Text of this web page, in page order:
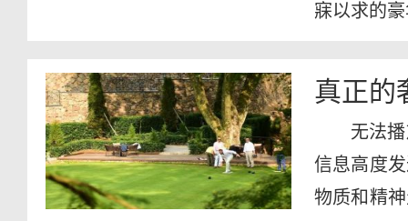
寐以求的
真正的
无法
信息高度
物质和精